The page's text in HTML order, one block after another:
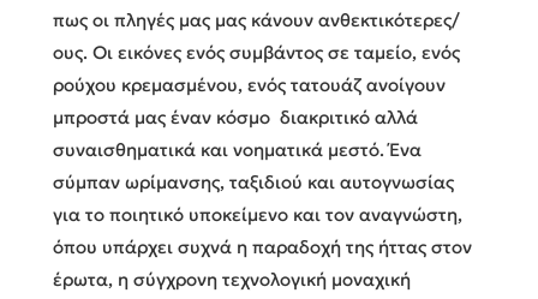
πως οι πληγές μας μας κάνουν ανθεκτικότερες/
ους. Οι εικόνες ενός συμβάντος σε ταμείο, ενός
ρούχου κρεμασμένου, ενός τατουάζ ανοίγουν
μπροστά μας έναν κόσμο διακριτικό αλλά
συναισθηματικά και νοηματικά μεστό. Ένα
σύμπαν ωρίμανσης, ταξιδιού και αυτογνωσίας
για το ποιητικό υποκείμενο και τον αναγνώστη,
όπου υπάρχει συχνά η παραδοχή της ήττας στον
έρωτα, η σύγχρονη τεχνολογική μοναχική